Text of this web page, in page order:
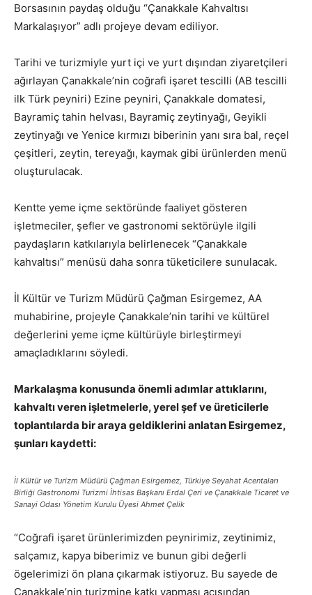
Borsasının paydaş olduğu “Çanakkale Kahvaltısı
Markalaşıyor” adlı projeye devam ediliyor.
Tarihi ve turizmiyle yurt içi ve yurt dışından ziyaretçileri
ağırlayan Çanakkale’nin coğrafi işaret tescilli (AB tescilli
ilk Türk peyniri) Ezine peyniri, Çanakkale domatesi,
Bayramiç tahin helvası, Bayramiç zeytinyağı, Geyikli
zeytinyağı ve Yenice kırmızı biberinin yanı sıra bal, reçel
çeşitleri, zeytin, tereyağı, kaymak gibi ürünlerden menü
oluşturulacak.
Kentte yeme içme sektöründe faaliyet gösteren
işletmeciler, şefler ve gastronomi sektörüyle ilgili
paydaşların katkılarıyla belirlenecek “Çanakkale
kahvaltısı” menüsü daha sonra tüketicilere sunulacak.
İl Kültür ve Turizm Müdürü Çağman Esirgemez, AA
muhabirine, projeyle Çanakkale’nin tarihi ve kültürel
değerlerini yeme içme kültürüyle birleştirmeyi
amaçladıklarını söyledi.
Markalaşma konusunda önemli adımlar attıklarını,
kahvaltı veren işletmelerle, yerel şef ve üreticilerle
toplantılarda bir araya geldiklerini anlatan Esirgemez,
şunları kaydetti:
İl Kültür ve Turizm Müdürü Çağman Esirgemez, Türkiye Seyahat Acentaları
Birliği Gastronomi Turizmi İhtisas Başkanı Erdal Çeri ve Çanakkale Ticaret ve
Sanayi Odası Yönetim Kurulu Üyesi Ahmet Çelik
“Coğrafi işaret ürünlerimizden peynirimiz, zeytinimiz,
salçamız, kapya biberimiz ve bunun gibi değerli
ögelerimizi ön plana çıkarmak istiyoruz. Bu sayede de
Çanakkale’nin turizmine katkı yapması açısından